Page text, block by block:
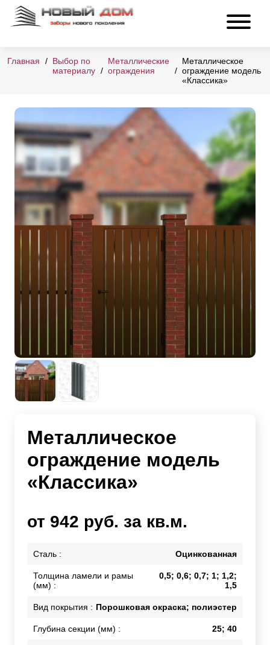
Главная
Выбор по
материалу
Металлические
ограждения
Металлическое
ограждение модель
«Классика»
Металлическое
ограждение модель
«Классика»
от 942 руб. за кв.м.
Сталь : Оцинкованная
Толщина ламели и рамы
(мм) :
0,5; 0,6; 0,7; 1; 1,2;
1,5
Вид покрытия : Порошковая окраска; полиэстер
Глубина секции (мм) : 25; 40